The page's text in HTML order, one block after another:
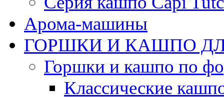
Арома-машины
ГОРШКИ И КАШПО
Горшки и кашпо по
Классические